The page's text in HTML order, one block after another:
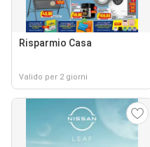
Risparmio Casa
Valido per 2 giorni